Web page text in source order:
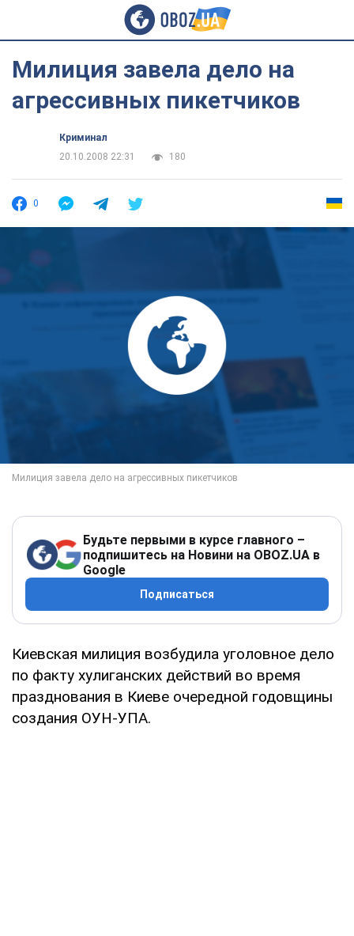
Милиция завела дело на
агрессивных пикетчиков
Криминал
20.10.2008 22:31
180
0
Будьте первыми в курсе главного –
подпишитесь на Новини на OBOZ.UA в
Google
Подписаться
Киевская милиция возбудила уголовное дело
по факту хулиганских действий во время
празднования в Киеве очередной годовщины
создания ОУН-УПА.